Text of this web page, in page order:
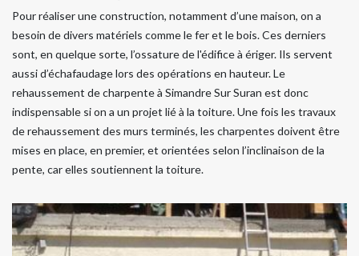
Pour réaliser une construction, notamment d’une maison, on a
besoin de divers matériels comme le fer et le bois. Ces derniers
sont, en quelque sorte, l’ossature de l'édifice à ériger. Ils servent
aussi d’échafaudage lors des opérations en hauteur. Le
rehaussement de charpente à Simandre Sur Suran est donc
indispensable si on a un projet lié à la toiture. Une fois les travaux
de rehaussement des murs terminés, les charpentes doivent être
mises en place, en premier, et orientées selon l’inclinaison de la
pente, car elles soutiennent la toiture.